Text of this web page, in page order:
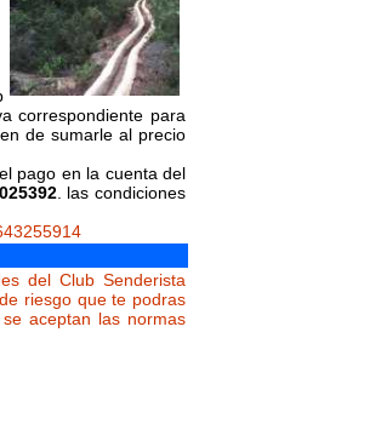
correspondiente para
de sumarle al precio
pago en la cuenta del
. las condiciones
del Club Senderista
riesgo que te podras
aceptan las normas